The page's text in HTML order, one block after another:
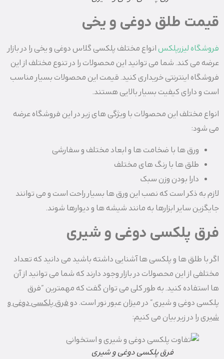
قیمت طلق دوغی و یخی
فروشگاه لیزرپلکسانواع مختلف پلکسی گلاس دوغی و یخی را در بازار
عرضه می کند. شما می توانید این محصولات را در تنوع مختلف از این
فروشگاه اینترنتی خریداری کنید. قیمت این محصولات بسیار مناسب
است و دارای کیفیت بسیار بالایی هستند.
انواع مختلف این محصولات با ویژگی های زیر در این فروشگاه عرضه
می شود:
ورق ها با ضخامت ها و ابعاد مختلف و سفارشی
طلق ها با رنگ های مختلف
دارا بودن وزن سبک
لازم به ذکر است که نصب این ورق ها بسیار راحت است و می توانند
جایگزین سایر ابزارها به مانند شیشه ها و دیوارها شوند.
فرق پلکسی دوغی و شیری
اگر با طلق ها و پلکسی ها آشنایی داشته باشید می دانید که تعداد
مختلفی از این محصولات در بازار وجود دارند که شما می توانید از آن
ها استفاده کنید. به طور کلی می توان گفت که مهمترین “فرق
پلکسی دوغی و شیری” در میزان عبور نور است. دوفرق پلکسی دوغی و
شیری را در زیر بیان می کنیم:
فرق پلکسی دوغی و شیری